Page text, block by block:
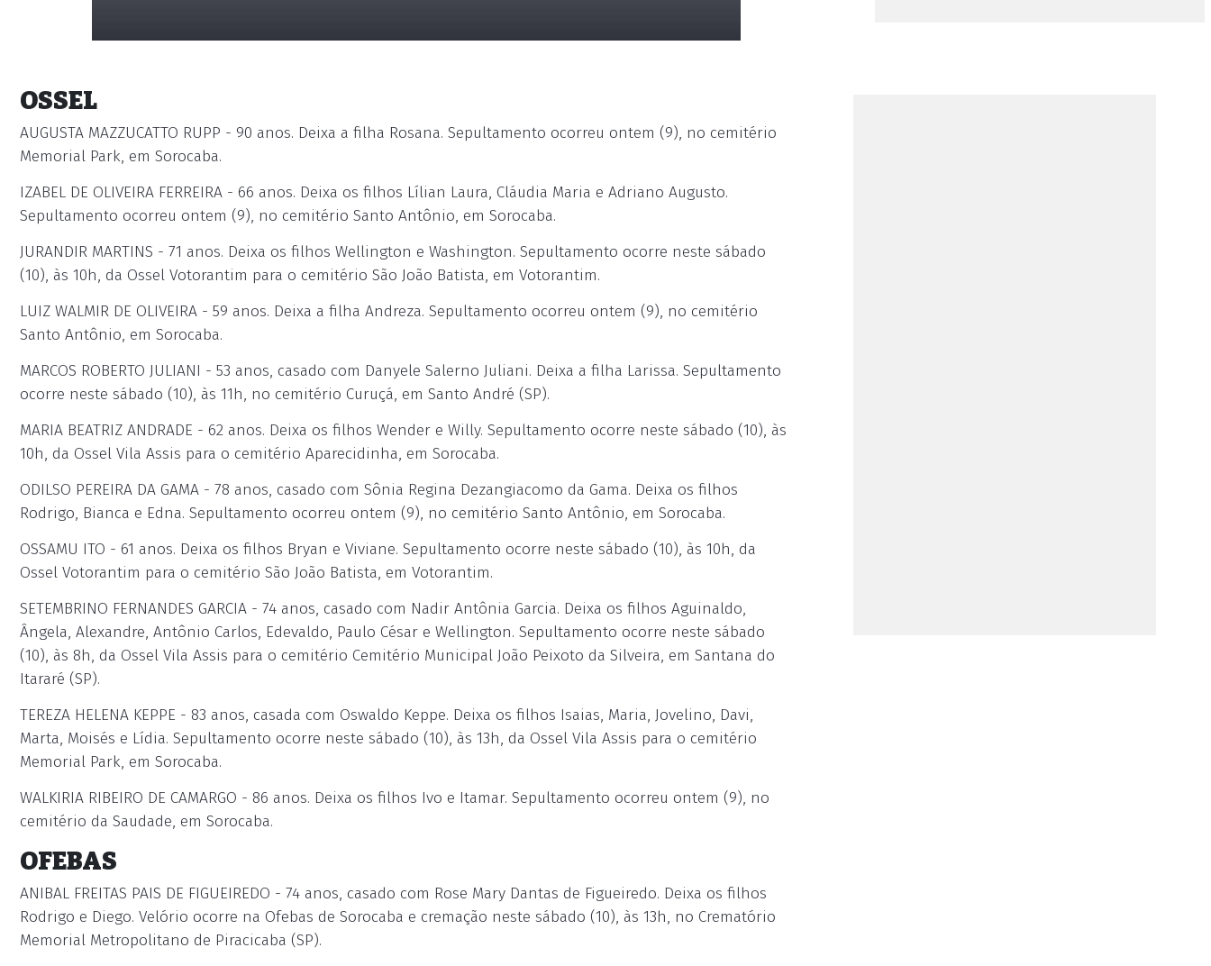
placeholder
OSSEL
AUGUSTA MAZZUCATTO RUPP - 90 anos. Deixa a filha Rosana. Sepultamento ocorreu ontem (9), no cemitério
Memorial Park, em Sorocaba.
IZABEL DE OLIVEIRA FERREIRA - 66 anos. Deixa os filhos Lílian Laura, Cláudia Maria e Adriano Augusto.
Sepultamento ocorreu ontem (9), no cemitério Santo Antônio, em Sorocaba.
JURANDIR MARTINS - 71 anos. Deixa os filhos Wellington e Washington. Sepultamento ocorre neste sábado
(10), às 10h, da Ossel Votorantim para o cemitério São João Batista, em Votorantim.
LUIZ WALMIR DE OLIVEIRA - 59 anos. Deixa a filha Andreza. Sepultamento ocorreu ontem (9), no cemitério
Santo Antônio, em Sorocaba.
MARCOS ROBERTO JULIANI - 53 anos, casado com Danyele Salerno Juliani. Deixa a filha Larissa. Sepultamento
ocorre neste sábado (10), às 11h, no cemitério Curuçá, em Santo André (SP).
MARIA BEATRIZ ANDRADE - 62 anos. Deixa os filhos Wender e Willy. Sepultamento ocorre neste sábado (10), às
10h, da Ossel Vila Assis para o cemitério Aparecidinha, em Sorocaba.
ODILSO PEREIRA DA GAMA - 78 anos, casado com Sônia Regina Dezangiacomo da Gama. Deixa os filhos
Rodrigo, Bianca e Edna. Sepultamento ocorreu ontem (9), no cemitério Santo Antônio, em Sorocaba.
OSSAMU ITO - 61 anos. Deixa os filhos Bryan e Viviane. Sepultamento ocorre neste sábado (10), às 10h, da
Ossel Votorantim para o cemitério São João Batista, em Votorantim.
SETEMBRINO FERNANDES GARCIA - 74 anos, casado com Nadir Antônia Garcia. Deixa os filhos Aguinaldo,
Ângela, Alexandre, Antônio Carlos, Edevaldo, Paulo César e Wellington. Sepultamento ocorre neste sábado
(10), às 8h, da Ossel Vila Assis para o cemitério Cemitério Municipal João Peixoto da Silveira, em Santana do
Itararé (SP).
TEREZA HELENA KEPPE - 83 anos, casada com Oswaldo Keppe. Deixa os filhos Isaias, Maria, Jovelino, Davi,
Marta, Moisés e Lídia. Sepultamento ocorre neste sábado (10), às 13h, da Ossel Vila Assis para o cemitério
Memorial Park, em Sorocaba.
WALKIRIA RIBEIRO DE CAMARGO - 86 anos. Deixa os filhos Ivo e Itamar. Sepultamento ocorreu ontem (9), no
cemitério da Saudade, em Sorocaba.
OFEBAS
ANIBAL FREITAS PAIS DE FIGUEIREDO - 74 anos, casado com Rose Mary Dantas de Figueiredo. Deixa os filhos
Rodrigo e Diego. Velório ocorre na Ofebas de Sorocaba e cremação neste sábado (10), às 13h, no Crematório
Memorial Metropolitano de Piracicaba (SP).